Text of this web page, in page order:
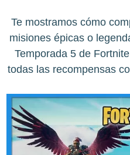
Te mostramos cómo
misiones épicas o
Temporada 5 de
todas las recompensas